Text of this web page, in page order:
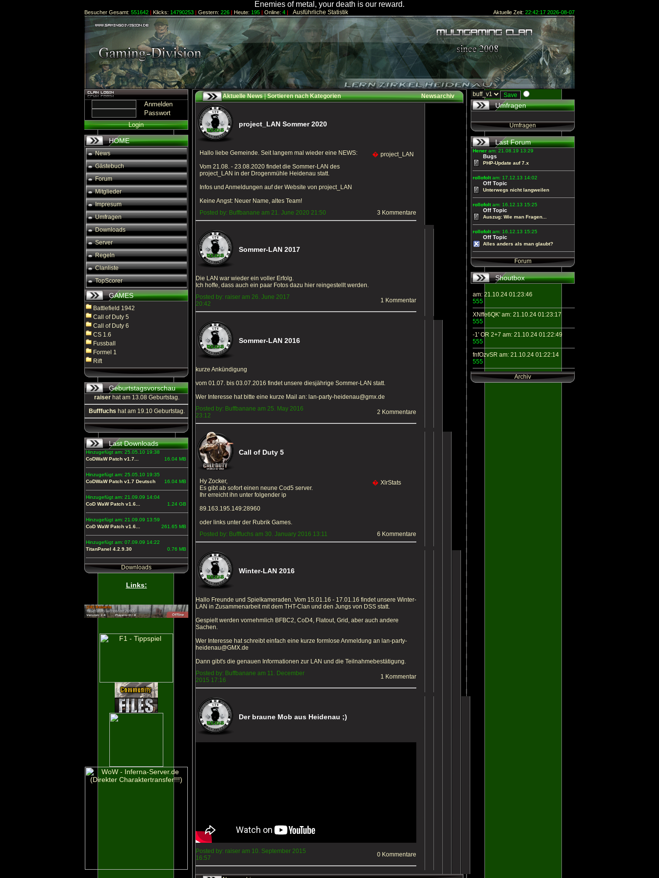
Enemies of metal, your death is our reward.
Besucher Gesamt: 551642 | Klicks: 14790253 | Gestern: 226 | Heute: 195 | Online: 4 | Ausführliche Statistik Aktuelle Zeit: 22:42:17 2026-08-07
Anmelden
Passwort
Login
HOME
News
Gästebuch
Forum
Mitglieder
Impresum
Umfragen
Downloads
Server
Regeln
Clanliste
TopScorer
GAMES
Battlefield 1942
Call of Duty 5
Call of Duty 6
CS 1.6
Fussball
Formel 1
Rift
Geburtstagsvorschau
raiser hat am 13.08 Geburtstag.
Bufffuchs hat am 19.10 Geburtstag.
Last Downloads
Hinzugefügt am: 25.05.10 19:38
CoDWaW Patch v1.7...
16.04 MB
Hinzugefügt am: 25.05.10 19:35
CoDWaW Patch v1.7 Deutsch
16.04 MB
Hinzugefügt am: 21.09.09 14:04
CoD WaW Patch v1.6...
1.24 GB
Hinzugefügt am: 21.09.09 13:59
CoD WaW Patch v1.6...
261.65 MB
Hinzugefügt am: 07.09.09 14:22
TitanPanel 4.2.9.30
0.76 MB
Downloads
Links:
Aktuelle News|Sortieren nach Kategorien Newsarchiv
project_LAN Sommer 2020
Hallo liebe Gemeinde. Seit langem mal wieder eine NEWS:
Vom 21.08. - 23.08.2020 findet die Sommer-LAN des
project_LAN in der Drogenmühle Heidenau statt.
Infos und Anmeldungen auf der Website von project_LAN
Keine Angst: Neuer Name, altes Team!
� project_LAN
Posted by: Buffbanane am 21. June 2020 21:50 3 Kommentare
Sommer-LAN 2017
Die LAN war wieder ein voller Erfolg.
Ich hoffe, dass auch ein paar Fotos dazu hier reingestellt werden.
Posted by: raiser am 26. June 2017
20:42
1 Kommentar
Sommer-LAN 2016
kurze Ankündigung
vom 01.07. bis 03.07.2016 findet unsere diesjährige Sommer-LAN statt.
Wer Interesse hat bitte eine kurze Mail an: lan-party-heidenau@gmx.de
Posted by: Buffbanane am 25. May 2016
23:12
2 Kommentare
Call of Duty 5
Hy Zocker,
Es gibt ab sofort einen neune Cod5 server.
Ihr erreicht ihn unter folgender ip
89.163.195.149:28960
oder links unter der Rubrik Games.
� XlrStats
Posted by: Bufffuchs am 30. January 2016 13:11 6 Kommentare
Winter-LAN 2016
Hallo Freunde und Spielkameraden. Vom 15.01.16 - 17.01.16 findet unsere Winter-
LAN in Zusammenarbeit mit dem THT-Clan und den Jungs von DSS statt.
Gespielt werden vornehmlich BFBC2, CoD4, Flatout, Grid, aber auch andere
Sachen.
Wer Interesse hat schreibt einfach eine kurze formlose Anmeldung an lan-party-
heidenau@GMX.de
Dann gibt's die genauen Informationen zur LAN und die Teilnahmebestätigung.
Posted by: Buffbanane am 11. December
2015 17:16
1 Kommentar
Der braune Mob aus Heidenau ;)
Posted by: raiser am 10. September 2015
16:57
0 Kommentare
Umfragen
Umfragen
Last Forum
Hener am: 21.08.19 13:29
Bugs
PHP-Update auf 7.x
rollofoltam: 17.12.13 14:02
Off Topic
Unterwegs nicht langweilen
rollofoltam: 16.12.13 15:25
Off Topic
Auszug: Wie man Fragen...
rollofoltam: 16.12.13 15:25
Off Topic
Alles anders als man glaubt?
Forum
Shoutbox
am: 21.10.24 01:23:46
555
XNffe6QK' am: 21.10.24 01:23:17
555
-1' OR 2+7 am: 21.10.24 01:22:49
555
fnfOzvSR am: 21.10.24 01:22:14
555
Archiv